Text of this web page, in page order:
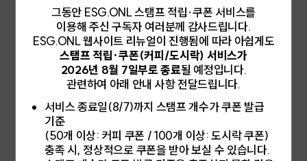
러한 축적의 결과를 집약한 센터라 할 수 있다. 폐원한 보현어린이집 공
간을 새롭게 조성한 이 센터는 저출산·고령화로 발생한 도심 유휴 공간을
환경과 돌봄 기능이 결합된 복합 거점으로 탈바꿈했다. 인구 구조 변화로
인해 이전보다 사람이 찾지 않는 공간을 지역 순환 경제와 세대 간 연결
의 장으로 전환한 것이다.[우리동네 ESG센터 7호점(부산 진구) ⓒ 부
산광역시]7호점에서는 폐플라스틱·아이스 팩·현수막 등을 활용한 자원
순환 활동을 비롯하여 탄소중립 환경교육과 미니 수력발전소 체험 등 주
설을 넘어, 지역 어르신들에게는 안정적인 일자리와 역할을 제공하고, 어
린이들에게는 환경 감수성을 키우는 교육의 장을 만드는 데 기여한다. 또
한, 참여 기업에는 사회적 책임을 실천할 기회를 제공한다. 우리동네 ES
G센터를 통해 멀게만 느껴졌던 환경을 위한 실천이 이제는 우리 동네에
서 체감할 수 있는 형태로 자리 잡았다. 7호점은 주민과 기업, 지역 사회
생에너지를 공급하는 방식으로 운영된다. 이는 RE100(Renewable En
ergy 100%) 이행 수단 중 하나로, 기업들이 재생에너지 전력구매계약
(PPA, Power Purchase Agreement)이나 자가발전 없이도 재생에
너지 사용 실적을 인정받을 수 있는 제도적 경로를 제공한다.2021년 녹
색요금제는 계약전력 1,000kW 이상의 대규모 전력 사용 사업자를 대
상으로 출발했다. 산업통상자원부가 도입 당시 산업용과 일반용 전기에
적용되었고, 2022년에는 교육용, 2023년에는 농업용으로 확대되어 시
행되었다. 신청 기업은 한국전력과 계약을 체결한 뒤 월별 납부 또는 일
괄 정산이 가능하며 재생에너지 사용 인증서는 연간 또는 분기별로 발급
된다. 요금은 기본 전기요금에 프리미엄 요금이 포함되어 청구되고, 프리
미엄 요금은 시장 상황과 재생에너지원 종류에 따라 달라진다. 한국전력
은 신청 기업에 재생에너지공급인증서(REC, Renewable Energy Ce
rtificate)를 발급해주며, 이를 통해 기업은 RE100 달성 실적으로 인정
그동안 ESG.ONL 스탬프 적립·쿠폰 서비스를
이용해 주신 구독자 여러분께 감사드립니다.
ESG.ONL 웹사이트 리뉴얼이 진행됨에 따라 아쉽게도
스탬프 적립·쿠폰(커피/도시락) 서비스가
2026년 8월 7일부로 종료될 예정입니다.
관련하여 아래 안내 사항 전달드립니다.
서비스 종료일(8/7)까지 스탬프 개수가 쿠폰 발급
기준
(50개 이상: 커피 쿠폰 / 100개 이상: 도시락 쿠폰)
충족 시, 정상적으로 쿠폰을 받아 보실 수 있습니다.